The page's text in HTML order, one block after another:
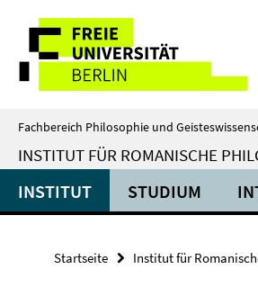
direkt
Inhalt
Service-
Navigation
Fachbereich Philosophie und
INSTITUT FÜR ROMANISCHE
INSTITUT STUDIUM
Startseite Institut für